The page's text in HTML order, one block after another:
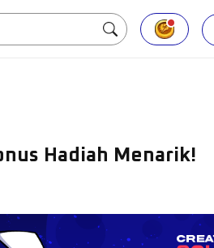
Hadiah Menarik!